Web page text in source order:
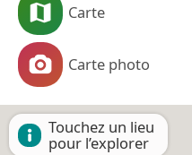
Carte
Carte photo
Touchez un lieu
pour l’explorer